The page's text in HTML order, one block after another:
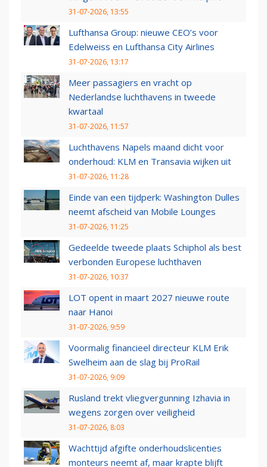
31-07-2026, 13:55
Lufthansa Group: nieuwe CEO’s voor
Edelweiss en Lufthansa City Airlines
31-07-2026, 13:17
Meer passagiers en vracht op
Nederlandse luchthavens in tweede
kwartaal
31-07-2026, 11:57
Luchthavens Napels maand dicht voor
onderhoud: KLM en Transavia wijken uit
31-07-2026, 11:28
Einde van een tijdperk: Washington Dulles
neemt afscheid van Mobile Lounges
31-07-2026, 11:25
Gedeelde tweede plaats Schiphol als best
verbonden Europese luchthaven
31-07-2026, 10:37
LOT opent in maart 2027 nieuwe route
naar Hanoi
31-07-2026, 9:59
Voormalig financieel directeur KLM Erik
Swelheim aan de slag bij ProRail
31-07-2026, 9:09
Rusland trekt vliegvergunning Izhavia in
wegens zorgen over veiligheid
31-07-2026, 8:03
Wachttijd afgifte onderhoudslicenties
monteurs neemt af, maar krapte blijft